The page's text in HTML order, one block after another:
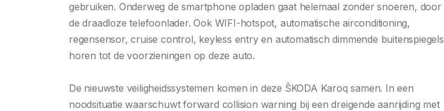
gebruiken. Onderweg de smartphone opladen gaat helemaal zonder snoeren, door
de draadloze telefoonlader. Ook WIFI-hotspot, automatische airconditioning,
regensensor, cruise control, keyless entry en automatisch dimmende buitenspiegels
horen tot de voorzieningen op deze auto.
De nieuwste veiligheidssystemen komen in deze ŠKODA Karoq samen. In een
noodsituatie waarschuwt forward collision warning bij een dreigende aanrijding met